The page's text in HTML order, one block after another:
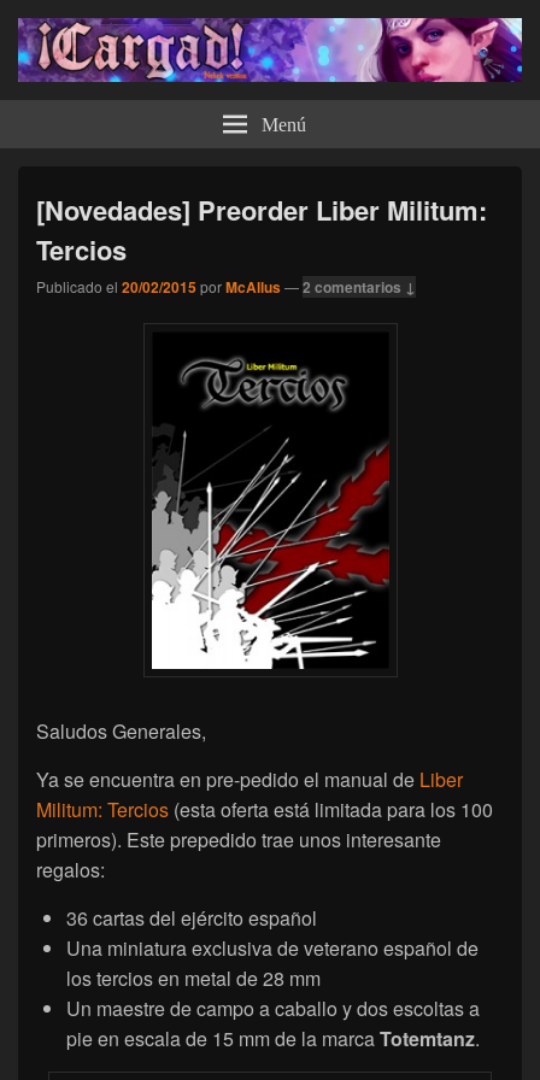
¡Cargad! Menú
[Novedades] Preorder Liber Militum:
Tercios
Publicado el 20/02/2015porMcAllus—2 comentarios ↓
Saludos Generales,
Ya se encuentra en pre-pedido el manual de Liber
Militum: Tercios (esta oferta está limitada para los 100
primeros). Este prepedido trae unos interesante
regalos:
36 cartas del ejército español
Una miniatura exclusiva de veterano español de
los tercios en metal de 28 mm
Un maestre de campo a caballo y dos escoltas a
pie en escala de 15 mm de la marcaTotemtanz.